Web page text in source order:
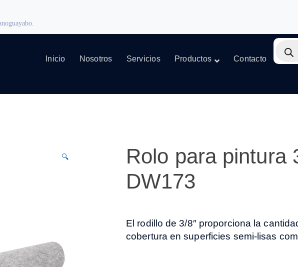
search
Inicio Nosotros Servicios Productos Contacto
🔍
Rolo para pintura
DW173
El rodillo de 3/8″ proporciona la
cobertura en superficies semi-lisas